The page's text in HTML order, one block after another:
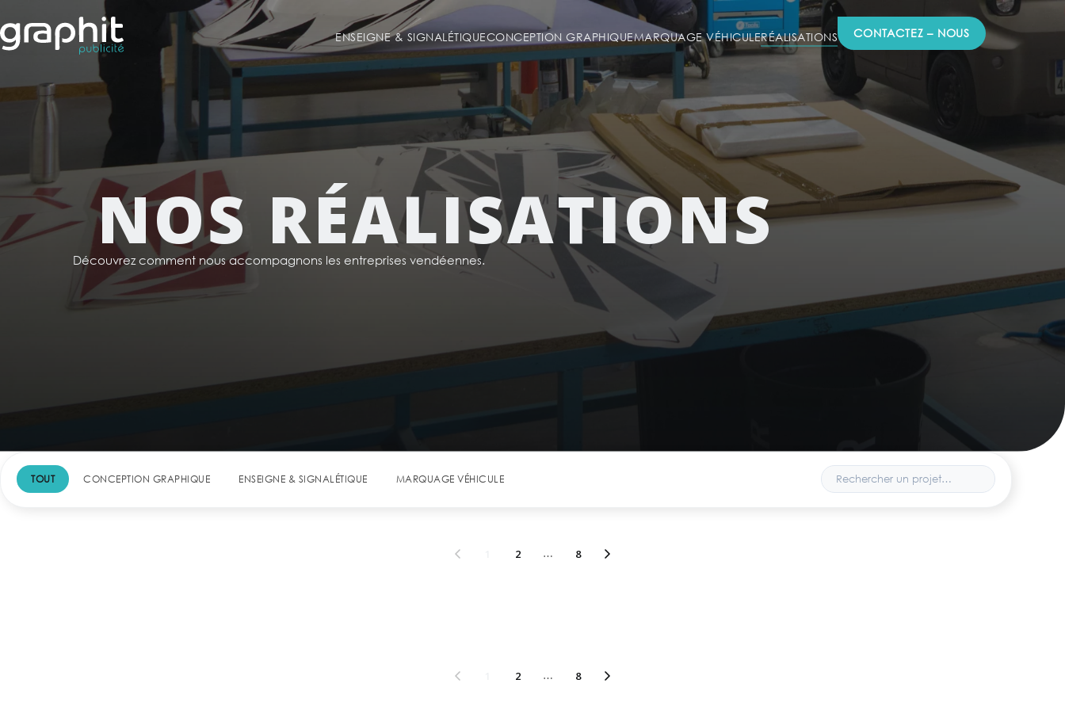
ENSEIGNE & SIGNALÉTIQUECONCEPTION GRAPHIQUEMARQUAGE VÉHICULERÉALISATIONS CONTACTEZ – NOUS
NOS RÉALISATIONS
Découvrez comment nous accompagnons les entreprises vendéennes.
TOUT CONCEPTION GRAPHIQUE ENSEIGNE & SIGNALÉTIQUE MARQUAGE VÉHICULE
2 … 8
2 … 8